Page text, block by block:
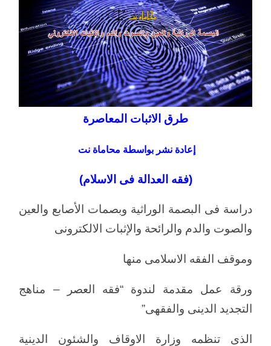
طرق الاثبات المعاصرة
إعادة نشر بواسطة محاماة نت
(فقه العدالة فى الاسلام)
دراسة فى البصمة الوراثية وبصمات الأصابع والعين
والصوت والدم والرائحة والإثبات الالكترونى
وموقف الفقه الاسلامى منها
ورقة عمل مقدمة لندوة “فقه العصر – مناهج
التجديد الدينى والفقهى”
الذى تنظمه وزارة الاوقاف والشئون الدينية